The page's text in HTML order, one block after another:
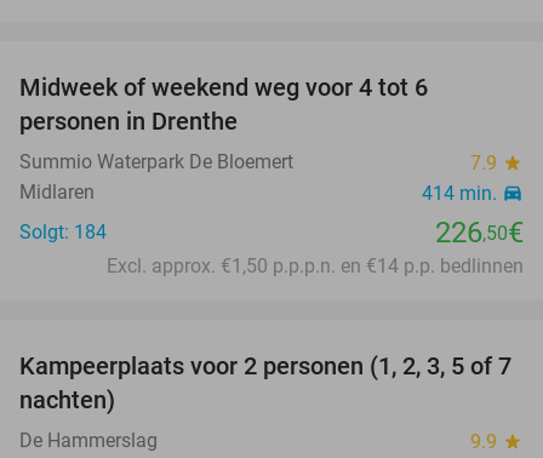
Midweek of weekend weg voor 4 tot 6
personen in Drenthe
Summio Waterpark De Bloemert 7.9 star
Midlaren 414 min. directions_car
Solgt: 184 226,50€
Excl. approx. €1,50 p.p.p.n. en €14 p.p. bedlinnen
29%
Kampeerplaats voor 2 personen (1, 2, 3, 5 of 7
nachten)
De Hammerslag 9.9 star